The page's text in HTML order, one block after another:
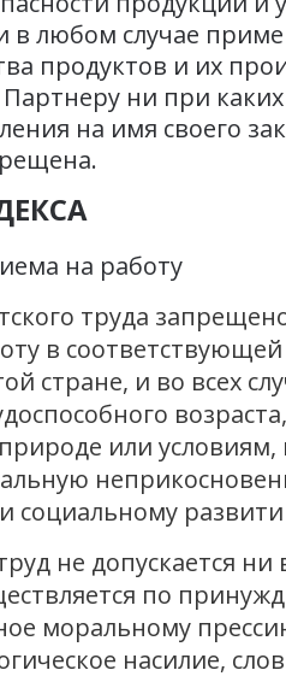
в любом случае
продуктов и их
ни при
на имя своего
на работу
труда
в
стране, и во всех
или
социальному
не допускается
по
моральному
насилие,